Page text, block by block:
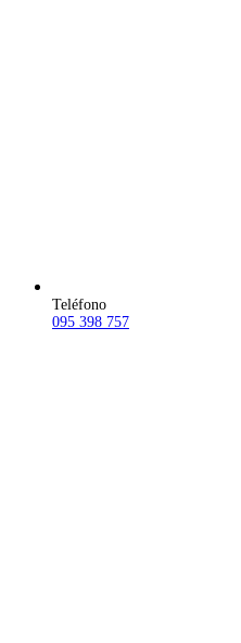
Teléfono
095 398 757